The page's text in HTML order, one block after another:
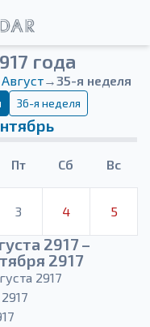
года
Август→35-я неделя
36-я неделя
Пт Сб Вс
3 4 5
2917 –
2917
2917